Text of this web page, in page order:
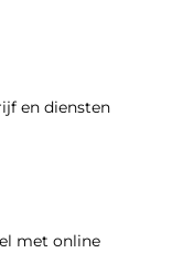
en diensten
met online